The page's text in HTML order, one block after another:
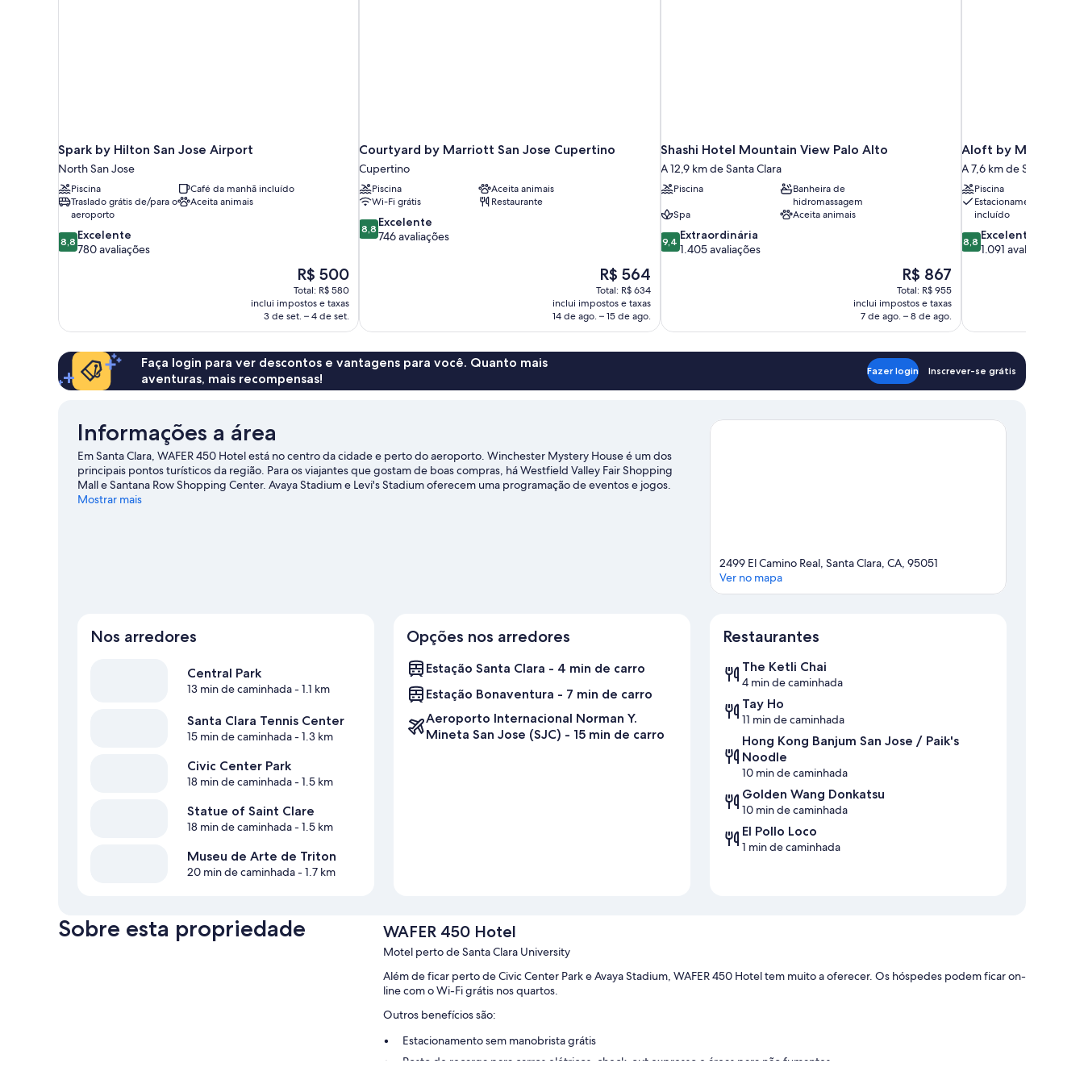
Spark by Hilton San Jose Airport
North San Jose
Piscina
Café da manhã incluído
Traslado grátis de/para o
aeroporto
Aceita animais
8.8
de
8,8 Excelente
780 avaliações
O
preço
é
de
R$ 500
R$ 500
Total: R$ 580
inclui impostos e taxas
3 de set. – 4 de set.
Courtyard by Marriott San Jose Cupertino
Cupertino
Piscina
Aceita animais
Wi-Fi grátis
Restaurante
8.8
de
8,8 Excelente
746 avaliações
O
preço
é
de
R$ 564
R$ 564
Total: R$ 634
inclui impostos e taxas
14 de ago. – 15 de ago.
Shashi Hotel Mountain View Palo Alto
A 12,9 km de Santa Clara
Piscina
Banheira de
hidromassagem
Spa
Aceita animais
9.4
de
9,4 Extraordinária
1.405 avaliações
O
preço
é
de
R$ 867
R$ 867
Total: R$ 955
inclui impostos e taxas
7 de ago. – 8 de ago.
Aloft by Marriott
A 7,6 km de Santa Clara
Piscina
Estacionamento
incluído
8.8
de
8,8 Excelente
1.091 avaliações
Faça login para ver descontos e vantagens para você. Quanto mais
aventuras, mais recompensas!
Fazer login Inscrever-se grátis
Informações a área
Em Santa Clara, WAFER 450 Hotel está no centro da cidade e perto do aeroporto. Winchester Mystery House é um dos
principais pontos turísticos da região. Para os viajantes que gostam de boas compras, há Westfield Valley Fair Shopping
Mall e Santana Row Shopping Center. Avaya Stadium e Levi's Stadium oferecem uma programação de eventos e jogos.
Aproveite as atividades e atrações que a área oferece, como passeios a vinícolas.
Mostrar mais
2499 El Camino Real, Santa Clara, CA, 95051
Ver no mapa
Nos arredores
Central Park
13 min de caminhada- 1.1 km
Santa Clara Tennis Center
15 min de caminhada- 1.3 km
Civic Center Park
18 min de caminhada- 1.5 km
Statue of Saint Clare
18 min de caminhada- 1.5 km
Museu de Arte de Triton
20 min de caminhada- 1.7 km
Opções nos arredores
Estação Santa Clara - 4 min de carro
Estação Bonaventura - 7 min de carro
Aeroporto Internacional Norman Y.
Mineta San Jose (SJC) - 15 min de carro
Restaurantes
The Ketli Chai
4 min de caminhada
Tay Ho
11 min de caminhada
Hong Kong Banjum San Jose / Paik's
Noodle
10 min de caminhada
Golden Wang Donkatsu
10 min de caminhada
El Pollo Loco
1 min de caminhada
Sobre esta propriedade WAFER 450 Hotel
Motel perto de Santa Clara University
Além de ficar perto de Civic Center Park e Avaya Stadium, WAFER 450 Hotel tem muito a oferecer. Os hóspedes podem ficar on-
line com o Wi-Fi grátis nos quartos.
Outros benefícios são:
Estacionamento sem manobrista grátis
Posto de recarga para carros elétricos, check-out expresso e áreas para não fumantes